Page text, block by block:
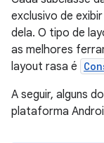
exclusivo de
dela. O tipo de
as melhores
layout rasa é
A seguir, alguns
plataforma